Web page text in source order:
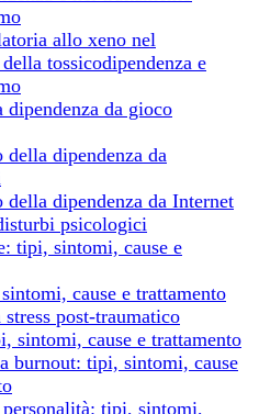
allo xeno nel
tossicodipendenza e
dipendenza da gioco
della dipendenza da
della dipendenza da Internet
psicologici
tipi, sintomi, cause e
cause e trattamento
post-traumatico
sintomi, cause e trattamento
burnout: tipi, sintomi, cause
tipi, sintomi,